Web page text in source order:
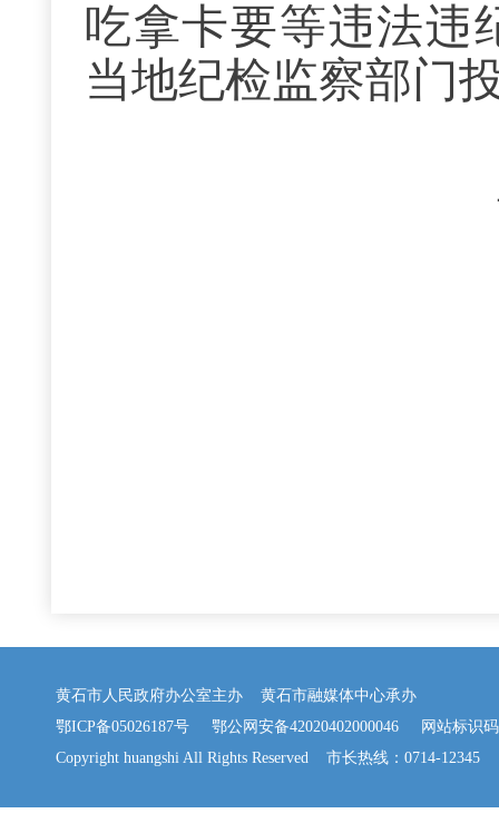
吃拿卡要等违法违
当地纪检监察部门
黄石市人民政府办公室主办 黄石市融媒体中心承办
鄂ICP备05026187号
鄂公网安备42020402000046 网站标识码
Copyright huangshi All Rights Reserved 市长热线：0714-12345